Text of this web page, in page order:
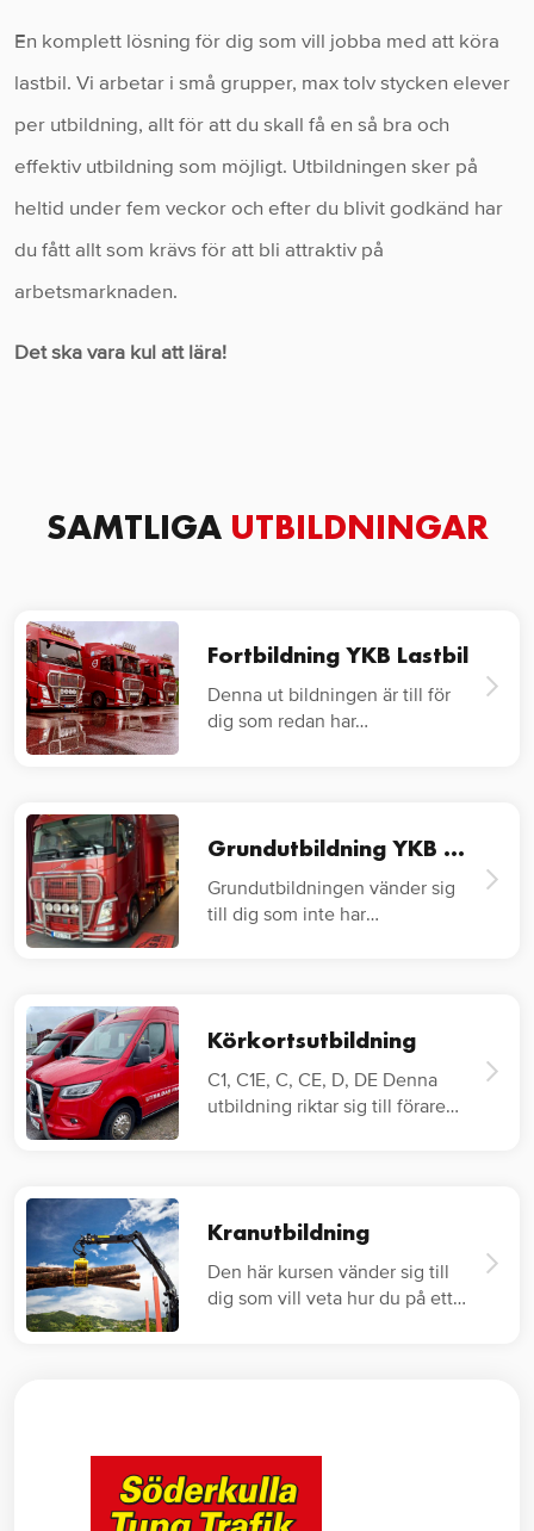
En komplett lösning för dig som vill jobba med att köra
lastbil. Vi arbetar i små grupper, max tolv stycken elever
per utbildning, allt för att du skall få en så bra och
effektiv utbildning som möjligt. Utbildningen sker på
heltid under fem veckor och efter du blivit godkänd har
du fått allt som krävs för att bli attraktiv på
arbetsmarknaden.
Det ska vara kul att lära!
SAMTLIGA UTBILDNINGAR
Fortbildning YKB Lastbil
Denna ut bildningen är till för
dig som redan har…
Grundutbildning YKB Lastbil
Grundutbildningen vänder sig
till dig som inte har
Körkortsutbildning
C1, C1E, C, CE, D, DE Denna
utbildning riktar sig till förare
Kranutbildning
Den här kursen vänder sig till
dig som vill veta hur du på ett